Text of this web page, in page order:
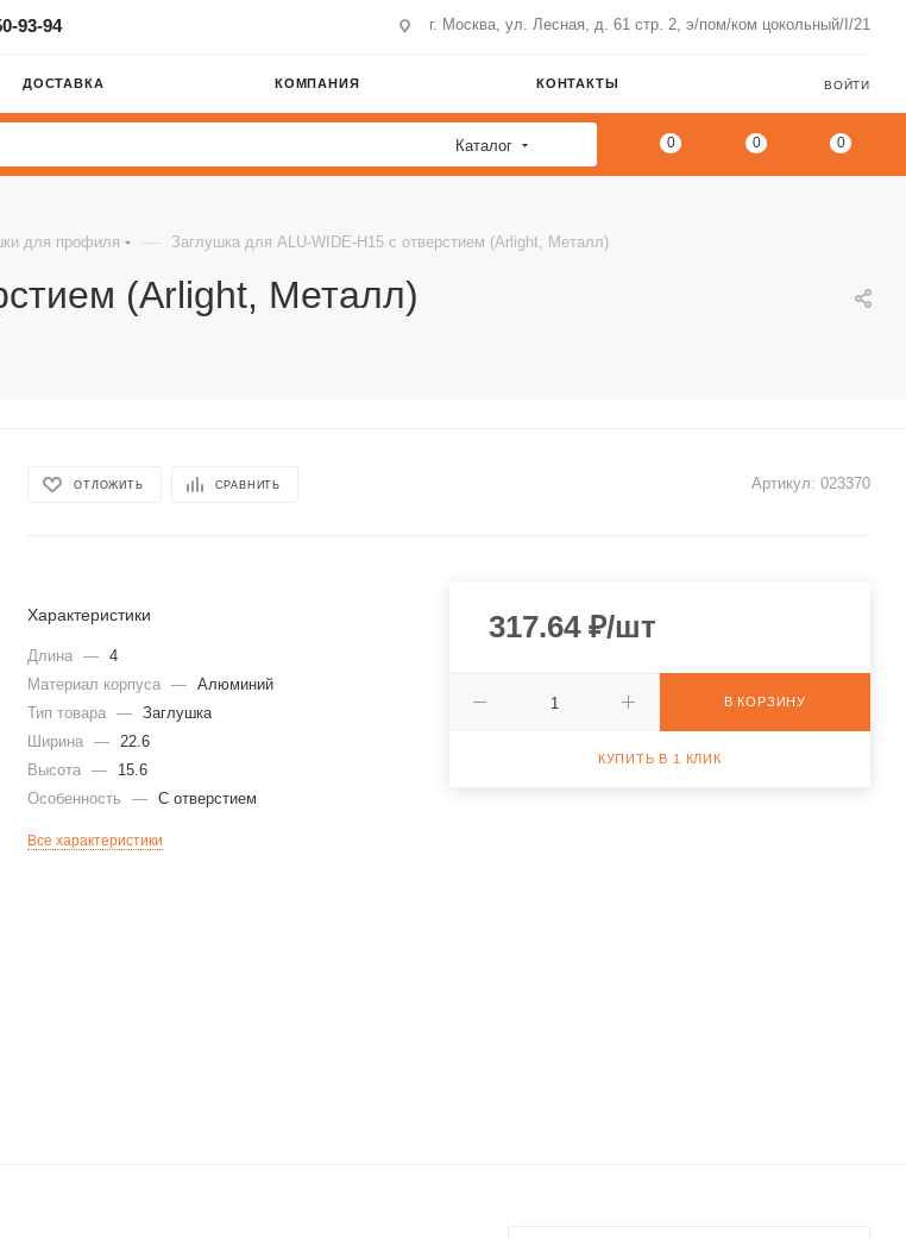
93-94 г. Москва, ул. Лесная, д. 61 стр. 2, э/пом/ком цокольный/I/21
ДОСТАВКА КОМПАНИЯ КОНТАКТЫ ВОЙТИ
Каталог 0 0 0
для профиля — Заглушка для ALU-WIDE-H15 с отверстием (Arlight, Металл)
(Arlight, Металл)
ОТЛОЖИТЬ СРАВНИТЬ Артикул: 023370
Характеристики
Длина —
4
Материал корпуса
—
Алюминий
Тип товара
—
Заглушка
Ширина
—
22.6
Высота
—
15.6
Особенность
— С отверстием
Все характеристики
317.64₽/шт
В КОРЗИНУ
КУПИТЬ В 1 КЛИК